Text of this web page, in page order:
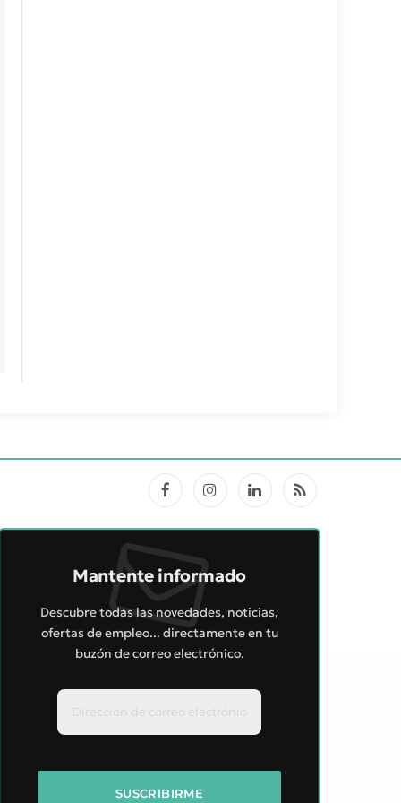
FacebookInstagramLinkedInRSS
Mantente informado
Descubre todas las novedades, noticias,
ofertas de empleo... directamente en tu
buzón de correo electrónico.